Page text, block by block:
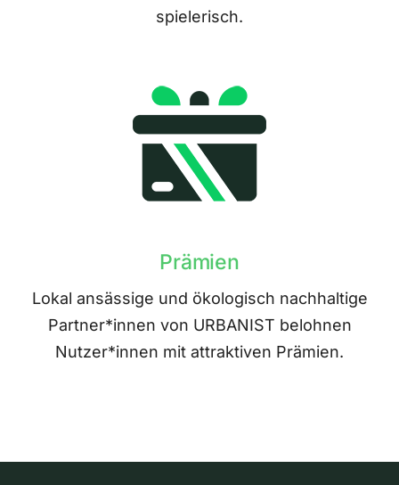
spielerisch.
Prämien
Lokal ansässige und ökologisch nachhaltige
Partner*innen von URBANIST belohnen
Nutzer*innen mit attraktiven Prämien.